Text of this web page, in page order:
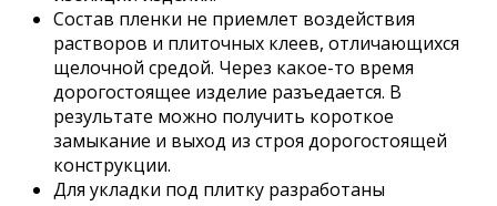
Состав пленки не приемлет воздействия
растворов и плиточных клеев, отличающихся
щелочной средой. Через какое-то время
дорогостоящее изделие разъедается. В
результате можно получить короткое
замыкание и выход из строя дорогостоящей
конструкции.
Для укладки под плитку разработаны